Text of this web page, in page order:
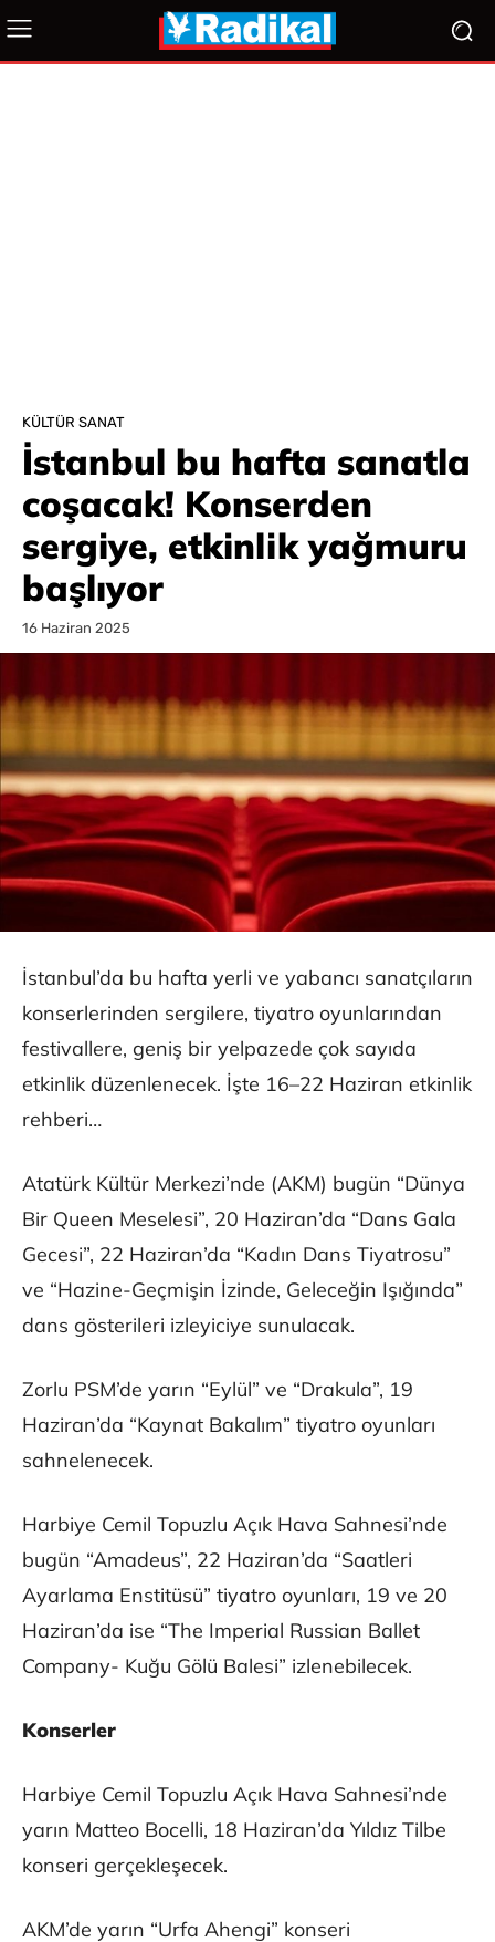
KÜLTÜR SANAT
İstanbul bu hafta sanatla
coşacak! Konserden
sergiye, etkinlik yağmuru
başlıyor
16 Haziran 2025
İstanbul’da bu hafta yerli ve yabancı sanatçıların
konserlerinden sergilere, tiyatro oyunlarından
festivallere, geniş bir yelpazede çok sayıda
etkinlik düzenlenecek. İşte 16–22 Haziran etkinlik
rehberi…
Atatürk Kültür Merkezi’nde (AKM) bugün “Dünya
Bir Queen Meselesi”, 20 Haziran’da “Dans Gala
Gecesi”, 22 Haziran’da “Kadın Dans Tiyatrosu”
ve “Hazine-Geçmişin İzinde, Geleceğin Işığında”
dans gösterileri izleyiciye sunulacak.
Zorlu PSM’de yarın “Eylül” ve “Drakula”, 19
Haziran’da “Kaynat Bakalım” tiyatro oyunları
sahnelenecek.
Harbiye Cemil Topuzlu Açık Hava Sahnesi’nde
bugün “Amadeus”, 22 Haziran’da “Saatleri
Ayarlama Enstitüsü” tiyatro oyunları, 19 ve 20
Haziran’da ise “The Imperial Russian Ballet
Company- Kuğu Gölü Balesi” izlenebilecek.
Konserler
Harbiye Cemil Topuzlu Açık Hava Sahnesi’nde
yarın Matteo Bocelli, 18 Haziran’da Yıldız Tilbe
konseri gerçekleşecek.
AKM’de yarın “Urfa Ahengi” konseri